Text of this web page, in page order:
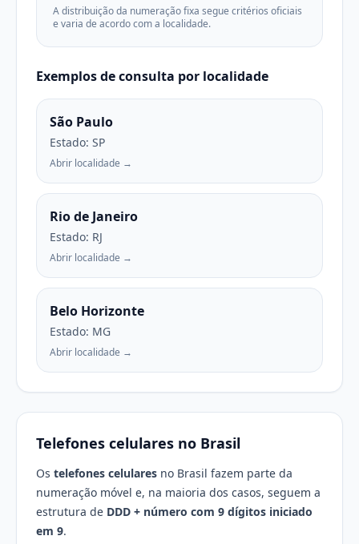
A distribuição da numeração fixa segue critérios oficiais
e varia de acordo com a localidade.
Exemplos de consulta por localidade
São Paulo
Estado: SP
Abrir localidade →
Rio de Janeiro
Estado: RJ
Abrir localidade →
Belo Horizonte
Estado: MG
Abrir localidade →
Telefones celulares no Brasil
Os telefones celulares no Brasil fazem parte da
numeração móvel e, na maioria dos casos, seguem a
estrutura de DDD + número com 9 dígitos iniciado
em 9.